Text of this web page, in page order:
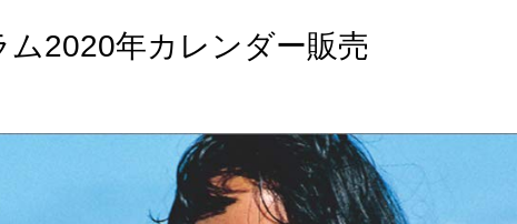
ム2020年カレンダー販売